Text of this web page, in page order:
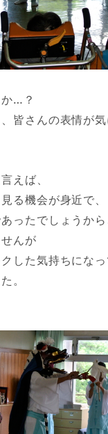
…？
皆さんの表情が
えば、
る機会が身近で、
ったでしょうから
んが
した気持ちにな
。